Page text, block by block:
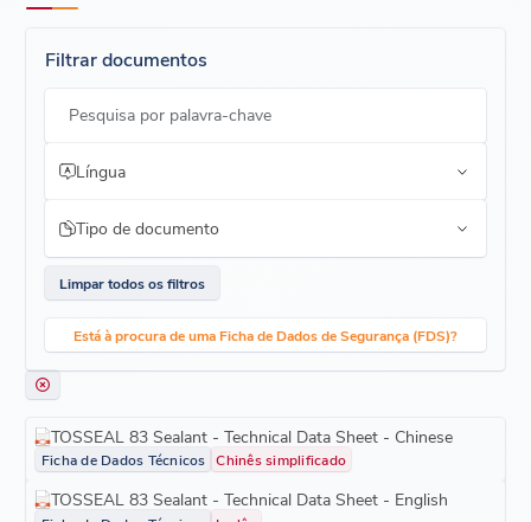
Filtrar documentos
Pesquisa por palavra-chave
Língua
Tipo de documento
Limpar todos os filtros
Está à procura de uma Ficha de Dados de Segurança (FDS)?
TOSSEAL 83 Sealant - Technical Data Sheet - Chinese
Ficha de Dados Técnicos Chinês simplificado
TOSSEAL 83 Sealant - Technical Data Sheet - English